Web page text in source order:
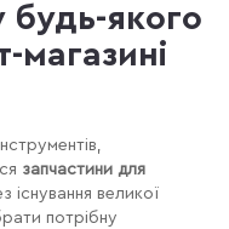
будь-якого
магазині
запчастини для
існування великої
потрібну